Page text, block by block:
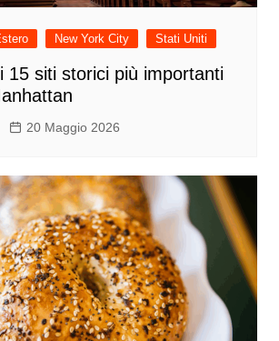
New York City Stati Uniti
15 siti storici più importanti
20 Maggio 2026